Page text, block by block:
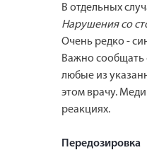
В отдельных
Нарушения со
Очень редко -
Важно сообщать
любые из
этом врачу.
реакциях.
Передозировка